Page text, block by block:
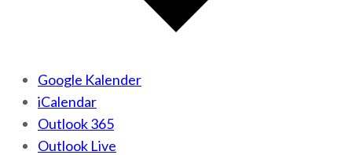
Google Kalender
iCalendar
Outlook 365
Outlook Live